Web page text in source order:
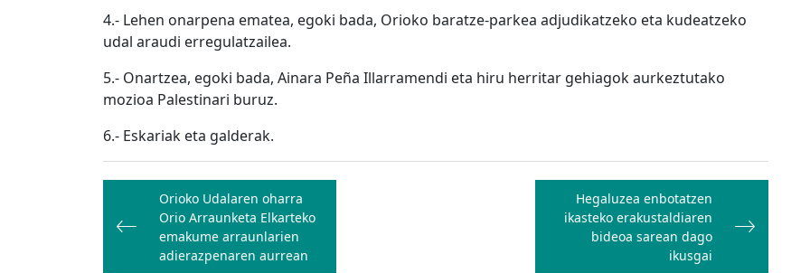
4.- Lehen onarpena ematea, egoki bada, Orioko baratze-parkea adjudikatzeko eta kudeatzeko
udal araudi erregulatzailea.
5.- Onartzea, egoki bada, Ainara Peña Illarramendi eta hiru herritar gehiagok aurkeztutako
mozioa Palestinari buruz.
6.- Eskariak eta galderak.
Bidalketetan
zehar
nabigatu
Orioko Udalaren oharra
Orio Arraunketa Elkarteko
emakume arraunlarien
adierazpenaren aurrean
Hegaluzea enbotatzen
ikasteko erakustaldiaren
bideoa sarean dago
ikusgai